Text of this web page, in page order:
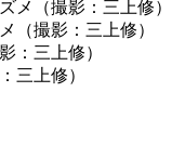
（撮影：三上修）
三上修）